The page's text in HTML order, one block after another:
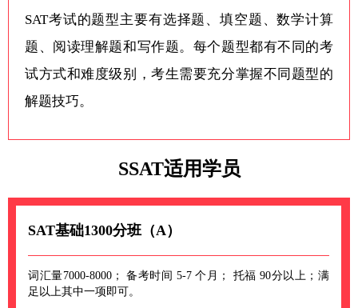
SAT考试的题型主要有选择题、填空题、数学计算
题、阅读理解题和写作题。每个题型都有不同的考
试方式和难度级别，考生需要充分掌握不同题型的
解题技巧。
SSAT适用学员
SAT基础1300分班（A）
词汇量7000-8000； 备考时间 5-7 个月； 托福 90分以上；满
足以上其中一项即可。